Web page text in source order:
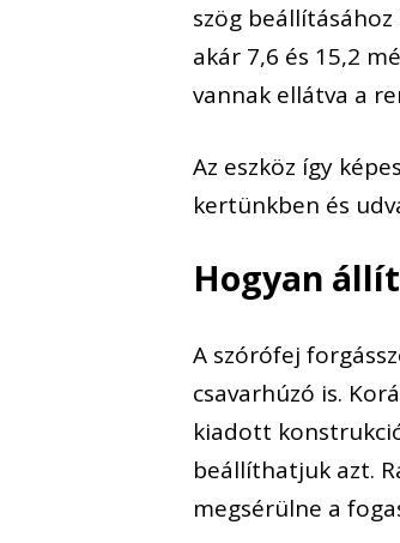
szög
akár 7,6 és 15,2
vannak ellátva a
Az eszköz így
kertünkben és
Hogyan
A szórófej
csavarhúzó is.
kiadott
beállíthatjuk azt.
megsérülne a